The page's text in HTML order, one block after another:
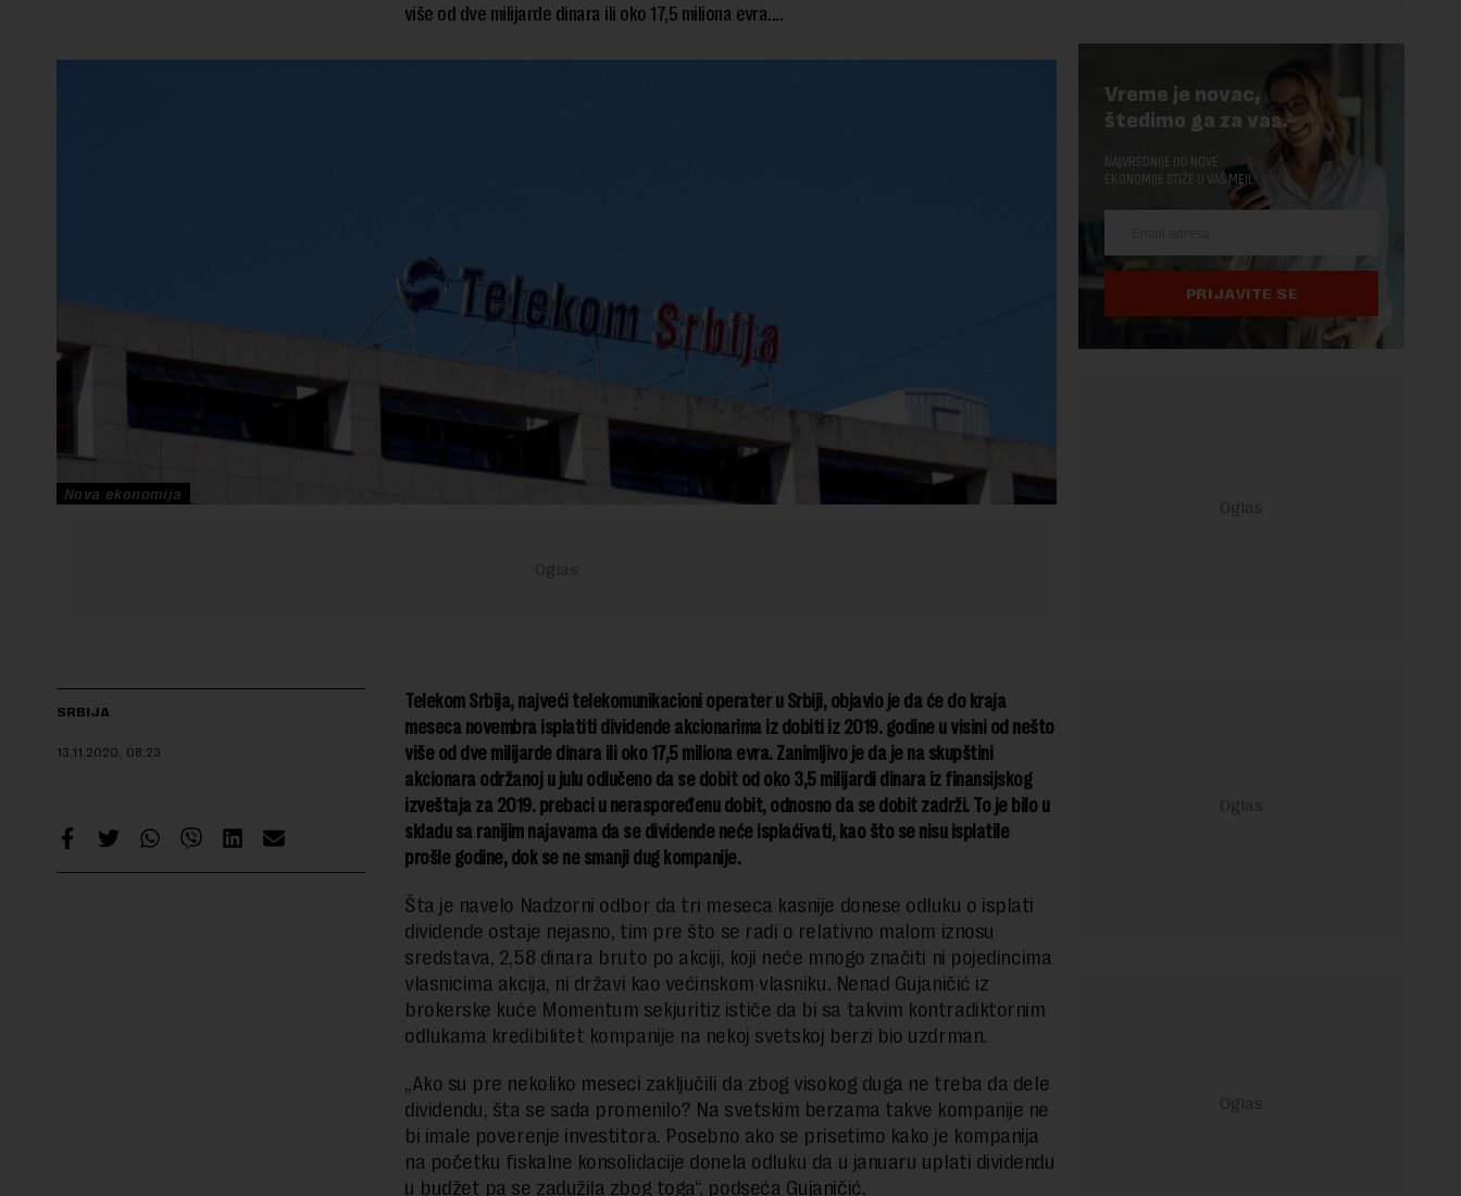
više od dve milijarde dinara ili oko 17,5 miliona evra....
Nova ekonomija
SRBIJA
13.11.2020. 08:23
Telekom Srbija, najveći telekomunikacioni operater u Srbiji, objavio je da će do kraja
meseca novembra isplatiti dividende akcionarima iz dobiti iz 2019. godine u visini od nešto
više od dve milijarde dinara ili oko 17,5 miliona evra. Zanimljivo je da je na skupštini
akcionara održanoj u julu odlučeno da se dobit od oko 3,5 milijardi dinara iz finansijskog
izveštaja za 2019. prebaci u neraspoređenu dobit, odnosno da se dobit zadrži. To je bilo u
skladu sa ranijim najavama da se dividende neće isplaćivati, kao što se nisu isplatile
prošle godine, dok se ne smanji dug kompanije.
Šta je navelo Nadzorni odbor da tri meseca kasnije donese odluku o isplati
dividende ostaje nejasno, tim pre što se radi o relativno malom iznosu
sredstava, 2,58 dinara bruto po akciji, koji neće mnogo značiti ni pojedincima
vlasnicima akcija, ni državi kao većinskom vlasniku. Nenad Gujaničić iz
brokerske kuće Momentum sekjuritiz ističe da bi sa takvim kontradiktornim
odlukama kredibilitet kompanije na nekoj svetskoj berzi bio uzdrman.
„Ako su pre nekoliko meseci zaključili da zbog visokog duga ne treba da dele
dividendu, šta se sada promenilo? Na svetskim berzama takve kompanije ne
bi imale poverenje investitora. Posebno ako se prisetimo kako je kompanija
na početku fiskalne konsolidacije donela odluku da u januaru uplati dividendu
u budžet pa se zadužila zbog toga“, podseća Gujaničić.
Vreme je novac,
štedimo ga za vas.
NAJVREDNIJE OD NOVE
EKONOMIJE STIŽE U VAŠ MEJL.
PRIJAVITE SE